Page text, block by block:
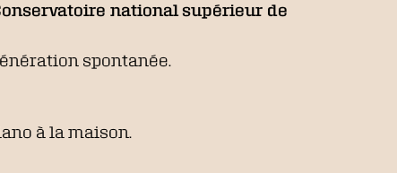
national supérieur de
spontanée.
à la maison.